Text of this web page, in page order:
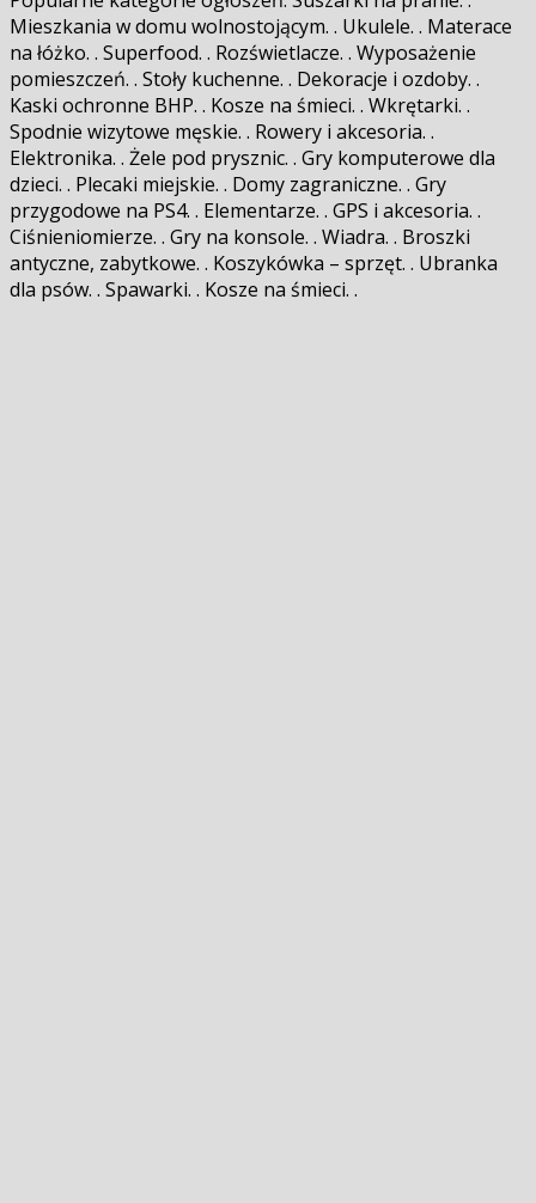
Mieszkania w domu wolnostojącym. . Ukulele. . Materace
na łóżko. . Superfood. . Rozświetlacze. . Wyposażenie
pomieszczeń. . Stoły kuchenne. . Dekoracje i ozdoby. .
Kaski ochronne BHP. . Kosze na śmieci. . Wkrętarki. .
Spodnie wizytowe męskie. . Rowery i akcesoria. .
Elektronika. . Żele pod prysznic. . Gry komputerowe dla
dzieci. . Plecaki miejskie. . Domy zagraniczne. . Gry
przygodowe na PS4. . Elementarze. . GPS i akcesoria. .
Ciśnieniomierze. . Gry na konsole. . Wiadra. . Broszki
antyczne, zabytkowe. . Koszykówka – sprzęt. . Ubranka
dla psów. . Spawarki. . Kosze na śmieci. .